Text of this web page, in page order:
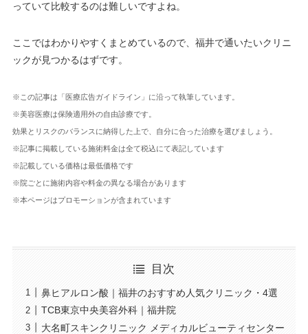
っていて比較するのは難しいですよね。
ここではわかりやすくまとめているので、福井で通いたいクリニ
ックが見つかるはずです。
※この記事は「医療広告ガイドライン」に沿って執筆しています。
※美容医療は保険適用外の自由診療です。
効果とリスクのバランスに納得した上で、自分に合った治療を選びましょう。
※記事に掲載している施術料金は全て税込にて表記しています
※記載している価格は最低価格です
※院ごとに施術内容や料金の異なる場合があります
※本ページはプロモーションが含まれています
目次
鼻ヒアルロン酸｜福井のおすすめ人気クリニック・4選
TCB東京中央美容外科｜福井院
大名町スキンクリニック メディカルビューティセンター